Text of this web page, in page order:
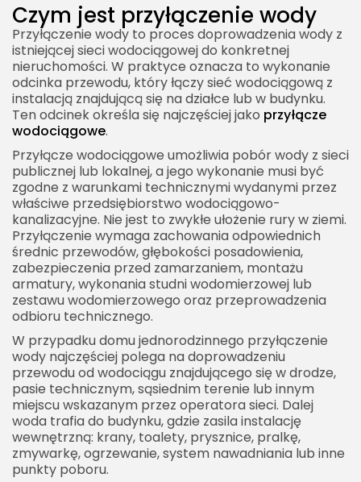
Czym jest przyłączenie wody
Przyłączenie wody to proces doprowadzenia wody z
istniejącej sieci wodociągowej do konkretnej
nieruchomości. W praktyce oznacza to wykonanie
odcinka przewodu, który łączy sieć wodociągową z
instalacją znajdującą się na działce lub w budynku.
Ten odcinek określa się najczęściej jako przyłącze
wodociągowe.
Przyłącze wodociągowe umożliwia pobór wody z sieci
publicznej lub lokalnej, a jego wykonanie musi być
zgodne z warunkami technicznymi wydanymi przez
właściwe przedsiębiorstwo wodociągowo-
kanalizacyjne. Nie jest to zwykłe ułożenie rury w ziemi.
Przyłączenie wymaga zachowania odpowiednich
średnic przewodów, głębokości posadowienia,
zabezpieczenia przed zamarzaniem, montażu
armatury, wykonania studni wodomierzowej lub
zestawu wodomierzowego oraz przeprowadzenia
odbioru technicznego.
W przypadku domu jednorodzinnego przyłączenie
wody najczęściej polega na doprowadzeniu
przewodu od wodociągu znajdującego się w drodze,
pasie technicznym, sąsiednim terenie lub innym
miejscu wskazanym przez operatora sieci. Dalej
woda trafia do budynku, gdzie zasila instalację
wewnętrzną: krany, toalety, prysznice, pralkę,
zmywarkę, ogrzewanie, system nawadniania lub inne
punkty poboru.
Jakość wody po przyłączeniu
Konserwacja i eksploatacja przyłącza
wodociągowego
Przyłączenie wody zimą
Przyłączenie wody na terenach wiejskich
Przyłączenie wody na działce rekreacyjnej
Przyłączenie wody a zagospodarowanie ogrodu
Przyłączenie wody a bezpieczeństwo sanitarne
Jak wybrać firmę do przyłączenia wody
Rola geodety przy przyłączeniu wody
Przyłączenie wody a planowanie innych mediów
Przyłączenie wody w praktyce inwestora
Przyłączenie wody jako element wartości
nieruchomości
Przyłączenie wody wykonane z myślą o
przyszłości
Profesjonalne przyłączenie wody jako gwarancja
spokoju